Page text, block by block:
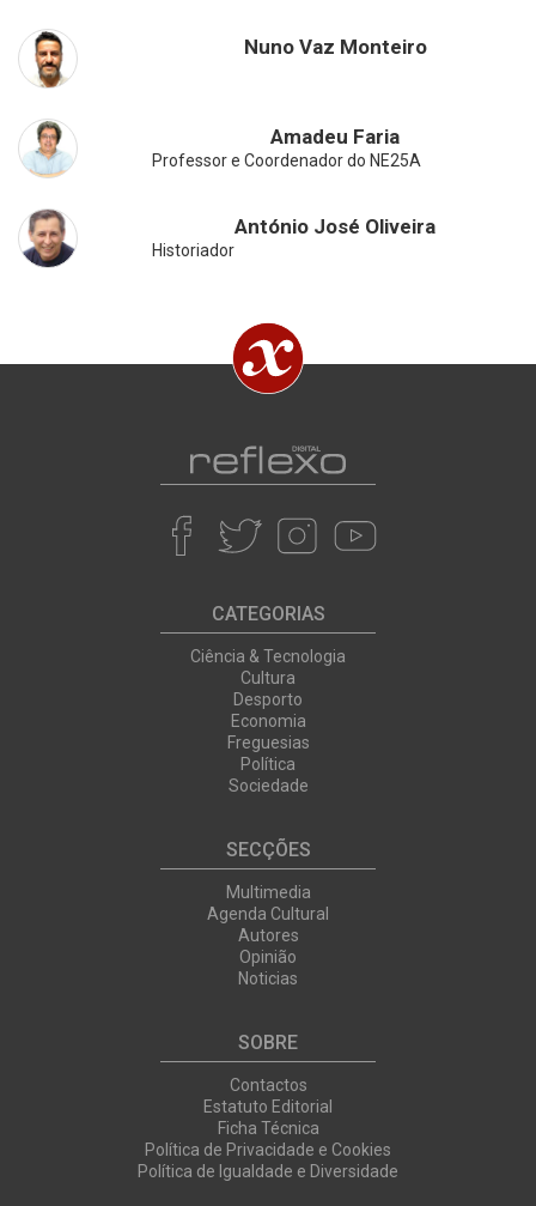
Nuno Vaz Monteiro
Amadeu Faria
Professor e Coordenador do NE25A
António José Oliveira
Historiador
CATEGORIAS
Ciência & Tecnologia
Cultura
Desporto
Economia
Freguesias
Política
Sociedade
SECÇÕES
Multimedia
Agenda Cultural
Autores
Opinião
Noticias
SOBRE
Contactos
Estatuto Editorial
Ficha Técnica
Política de Privacidade e Cookies
Política de Igualdade e Diversidade